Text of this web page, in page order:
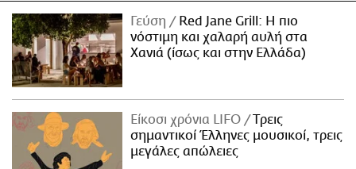
Γεύση
Red Jane Grill: Η πιο
νόστιμη και χαλαρή αυλή στα
Χανιά (ίσως και στην Ελλάδα)
Είκοσι χρόνια LIFO
Tρεις
σημαντικοί Έλληνες μουσικοί, τρεις
μεγάλες απώλειες